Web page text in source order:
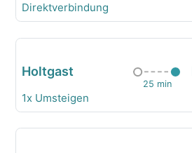
Direktverbindung
Holtgast
25 min
1x Umsteigen